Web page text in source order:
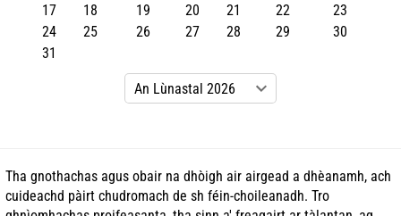
17
18 19 20 21 22
23
24
25 26 27 28 29
30
31
Tha gnothachas agus obair na dhòigh air airgead a dhèanamh, ach
cuideachd pàirt chudromach de sh féin-choileanadh. Tro